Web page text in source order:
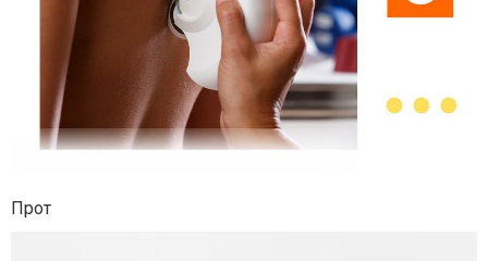
Прот